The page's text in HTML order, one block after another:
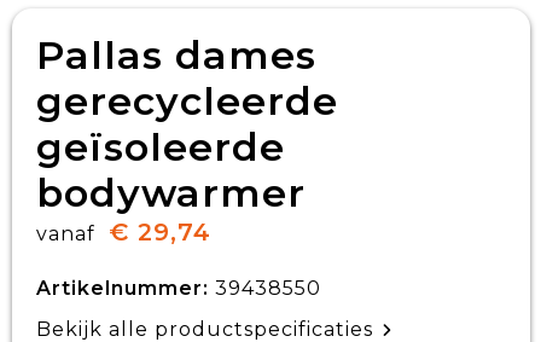
Pallas dames
gerecycleerde
geïsoleerde
bodywarmer
vanaf € 29,74
Artikelnummer: 39438550
Bekijk alle productspecificaties